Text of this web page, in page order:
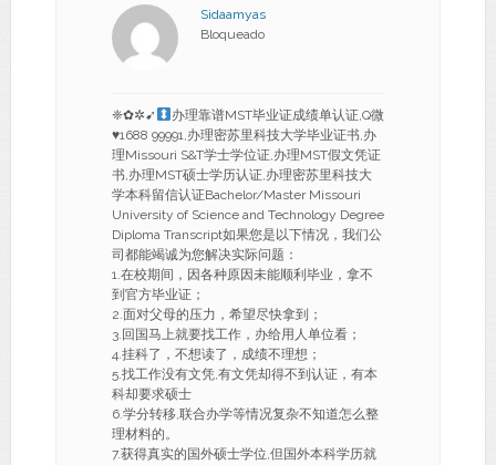
Sidaamyas
Bloqueado
❈✿✲➹
办理靠谱MST毕业证成绩单认证,Q微
♥1688 99991,办理密苏里科技大学毕业证书,办
理Missouri S&T学士学位证,办理MST假文凭证
书,办理MST硕士学历认证,办理密苏里科技大
学本科留信认证Bachelor/Master Missouri
University of Science and Technology Degree
Diploma Transcript如果您是以下情况，我们公
司都能竭诚为您解决实际问题：
1.在校期间，因各种原因未能顺利毕业，拿不
到官方毕业证；
2.面对父母的压力，希望尽快拿到；
3.回国马上就要找工作，办给用人单位看；
4.挂科了，不想读了，成绩不理想；
5.找工作没有文凭,有文凭却得不到认证，有本
科却要求硕士
6.学分转移,联合办学等情况复杂不知道怎么整
理材料的。
7.获得真实的国外硕士学位,但国外本科学历就